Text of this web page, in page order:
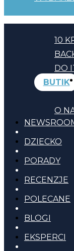
10
DO
BUTIK
O
DZIECKO
PORADY
RECENZJE
POLECANE
BLOGI
EKSPERCI